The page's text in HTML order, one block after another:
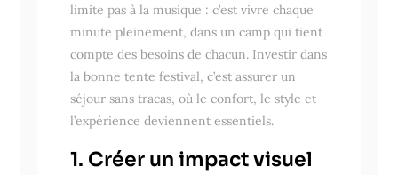
limite pas à la musique : c’est vivre chaque
minute pleinement, dans un camp qui tient
compte des besoins de chacun. Investir dans
la bonne tente festival, c’est assurer un
séjour sans tracas, où le confort, le style et
l’expérience deviennent essentiels.
1. Créer un impact visuel